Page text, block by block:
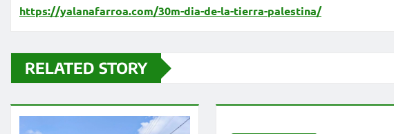
https://yalanafarroa.com/30m-dia-de-la-tierra-palestina/
RELATED STORY